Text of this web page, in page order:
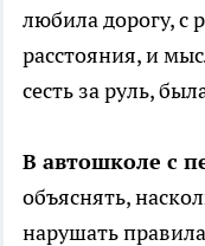
любила дорогу, с
расстояния, и
сесть за руль,
В автошколе с
объяснять,
нарушать